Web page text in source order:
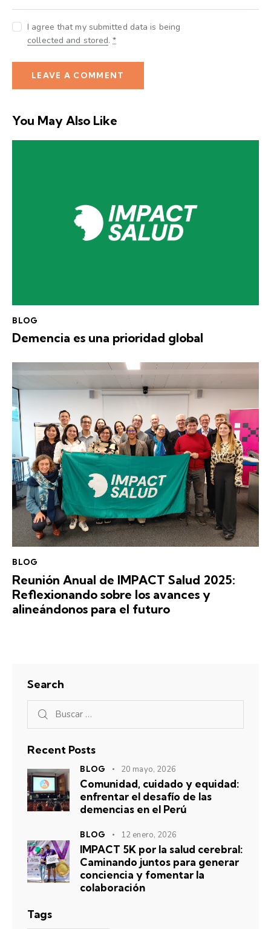
I agree that my submitted data is being
collected and stored.*
You May Also Like
BLOG
Demencia es una prioridad global
BLOG
Reunión Anual de IMPACT Salud 2025:
Reflexionando sobre los avances y
alineándonos para el futuro
Search
Recent Posts
BLOG 20 mayo, 2026
Comunidad, cuidado y equidad:
enfrentar el desafío de las
demencias en el Perú
BLOG 12 enero, 2026
IMPACT 5K por la salud cerebral:
Caminando juntos para generar
conciencia y fomentar la
colaboración
Tags